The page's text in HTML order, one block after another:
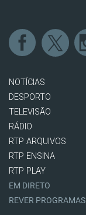
NOTÍCIAS
DESPORTO
TELEVISÃO
RÁDIO
RTP ARQUIVOS
RTP ENSINA
RTP PLAY
EM DIRETO
REVER PROGRAMAS